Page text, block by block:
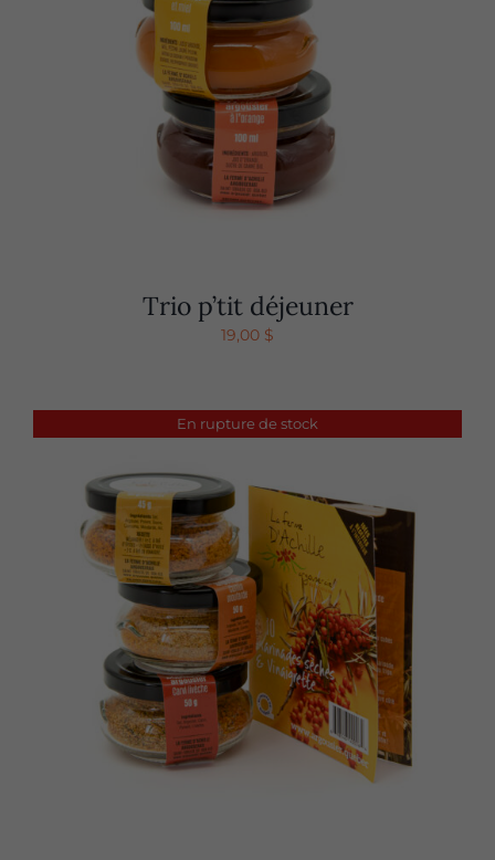
Trio p’tit déjeuner
19,00 $
En rupture de stock